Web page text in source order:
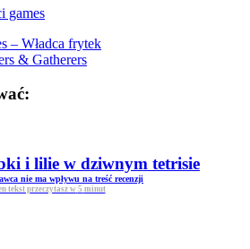
games
– Władca frytek
& Gatherers
i lilie w dziwnym tetrisie
nie ma wpływu na treść recenzji
tekst przeczytasz w 5 minut